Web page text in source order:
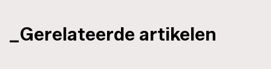
_Gerelateerde artikelen